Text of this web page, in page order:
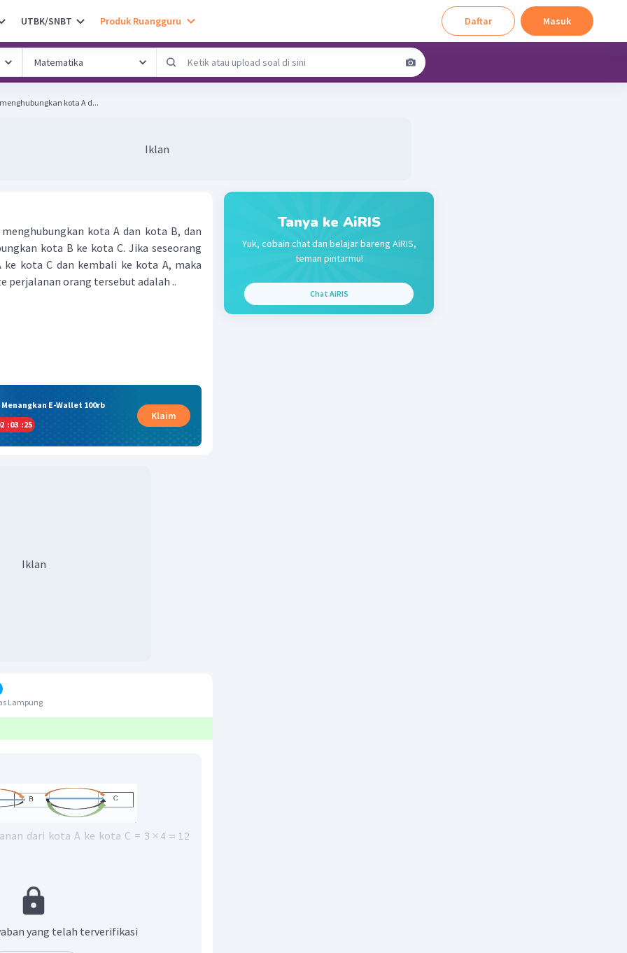
UTBK/SNBT Produk Ruangguru Daftar Masuk
kota A d...
Iklan
kota A dan kota B, dan
kota B ke kota C. Jika seseorang
kota C dan kembali ke kota A, maka
perjalanan orang tersebut adalah ..
E-Wallet 100rb
:03 :24
Klaim
Iklan
Lampung
dari kota A ke kota C =
dari kota A ke kota C dan kembali
kemungkinan rute perjalanan orang
yang telah terverifikasi
Tanya ke AiRIS
Yuk, cobain chat dan belajar bareng AiRIS,
teman pintarmu!
Chat AiRIS